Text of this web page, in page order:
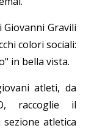
Gravili
colori sociali:
in bella vista.
atleti, da
raccoglie il
atletica